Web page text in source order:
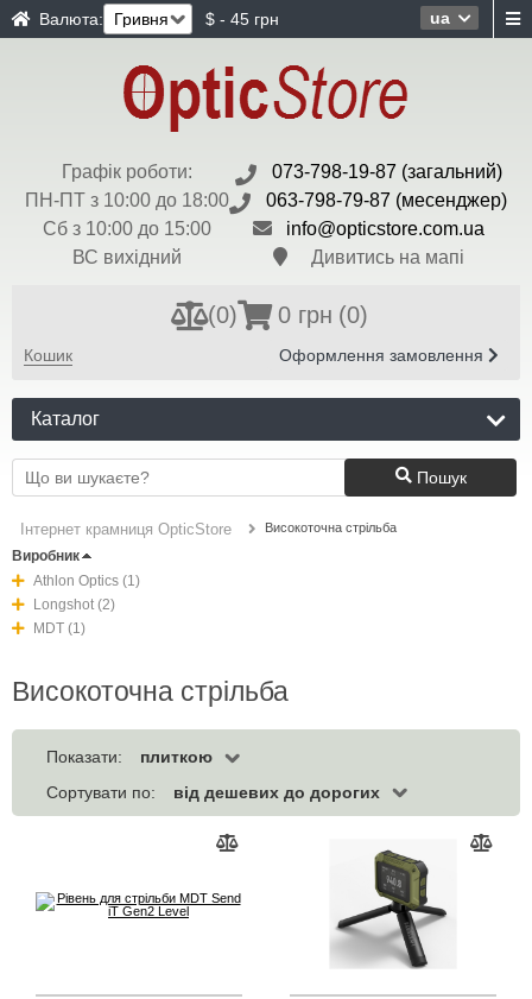
ua
Валюта: $ - 45 грн
Графік роботи:
ПН-ПТ з 10:00 до 18:00
Сб з 10:00 до 15:00
ВС вихідний
073-798-19-87 (загальний)
063-798-79-87 (месенджер)
info@opticstore.com.ua
Дивитись на мапі
(0) 0 грн (0)
Кошик Оформлення замовлення
Каталог
Пошук
Інтернет крамниця OpticStore Високоточна стрільба
Виробник
Athlon Optics (1)
Longshot (2)
MDT (1)
Високоточна стрільба
Показати:
плиткою
Сортувати по:
від дешевих до дорогих